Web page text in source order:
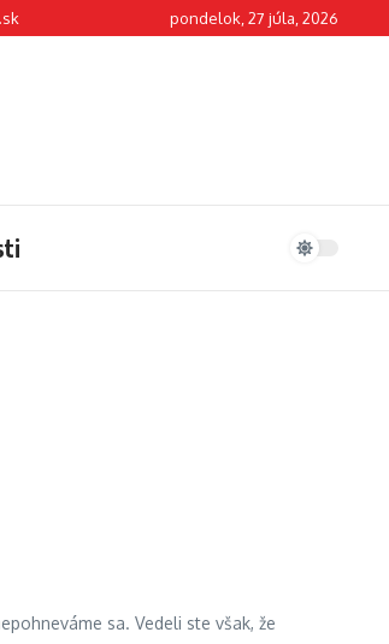
pondelok, 27 júla, 2026
sa. Vedeli ste však, že